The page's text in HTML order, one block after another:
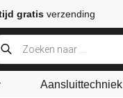
gratis verzending
Aansluittechniek